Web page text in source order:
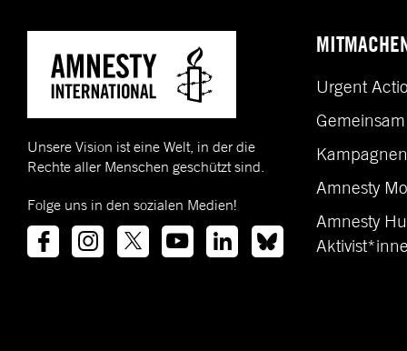
Unsere Vision ist eine Welt, in der die
Rechte aller Menschen geschützt sind.
Folge uns in den sozialen Medien!
Urgent
Amnesty
Amnesty